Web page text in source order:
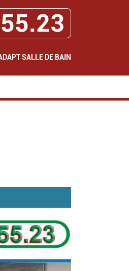
SALLE DE BAIN